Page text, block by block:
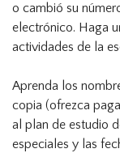
o cambió su
electrónico. Haga
actividades de la
Aprenda los
copia (ofrezca
al plan de estudio
especiales y las